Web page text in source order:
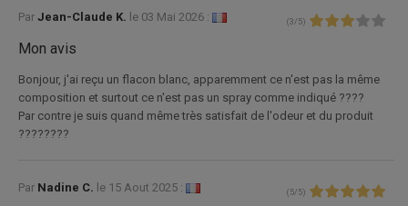
Par Jean-Claude K. le 03 Mai 2026 : (3 / 5)
Mon avis
Bonjour, j'ai reçu un flacon blanc, apparemment ce n'est pas la même
composition et surtout ce n'est pas un spray comme indiqué ????
Par contre je suis quand même très satisfait de l'odeur et du produit
????????
Par Nadine C. le 15 Aout 2025 : ( 5/ 5)